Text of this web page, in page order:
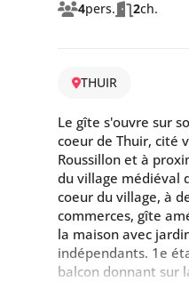
4pers. 2ch.
THUIR
Le gîte s'ouvre sur
coeur de Thuir, cité
Roussillon et à
du village médiéval
coeur du village, à
commerces, gîte
la maison avec
indépendants. 1e
balcon donnant sur